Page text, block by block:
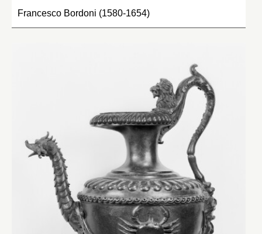
Francesco Bordoni (1580-1654)